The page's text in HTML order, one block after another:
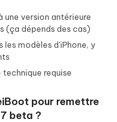
une version antérieure
(ça dépends des cas)
modèles d'iPhone, y
requise
pour remettre
beta ?